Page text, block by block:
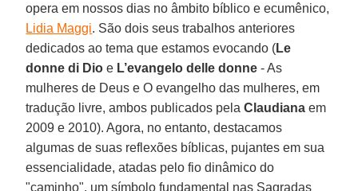
opera em nossos dias no âmbito bíblico e ecumênico,
Lidia Maggi. São dois seus trabalhos anteriores
dedicados ao tema que estamos evocando (Le
donne di Dio e L’evangelo delle donne - As
mulheres de Deus e O evangelho das mulheres, em
tradução livre, ambos publicados pelaClaudiana em
2009 e 2010). Agora, no entanto, destacamos
algumas de suas reflexões bíblicas, pujantes em sua
essencialidade, atadas pelo fio dinâmico do
"caminho", um símbolo fundamental nas Sagradas